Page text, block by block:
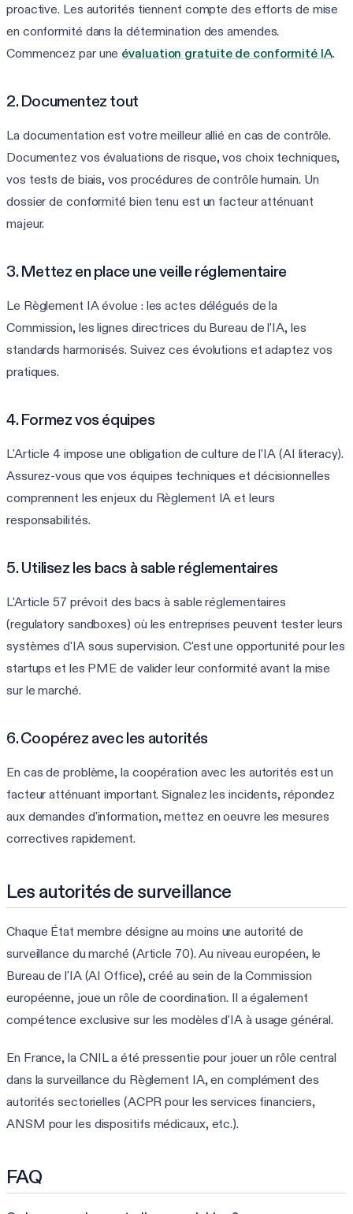
proactive. Les autorités tiennent compte des efforts de mise
en conformité dans la détermination des amendes.
Commencez par une évaluation gratuite de conformité IA.
2. Documentez tout
La documentation est votre meilleur allié en cas de contrôle.
Documentez vos évaluations de risque, vos choix techniques,
vos tests de biais, vos procédures de contrôle humain. Un
dossier de conformité bien tenu est un facteur atténuant
majeur.
3. Mettez en place une veille réglementaire
Le Règlement IA évolue : les actes délégués de la
Commission, les lignes directrices du Bureau de l'IA, les
standards harmonisés. Suivez ces évolutions et adaptez vos
pratiques.
4. Formez vos équipes
L'Article 4 impose une obligation de culture de l'IA (AI literacy).
Assurez-vous que vos équipes techniques et décisionnelles
comprennent les enjeux du Règlement IA et leurs
responsabilités.
5. Utilisez les bacs à sable réglementaires
L'Article 57 prévoit des bacs à sable réglementaires
(regulatory sandboxes) où les entreprises peuvent tester leurs
systèmes d'IA sous supervision. C'est une opportunité pour les
startups et les PME de valider leur conformité avant la mise
sur le marché.
6. Coopérez avec les autorités
En cas de problème, la coopération avec les autorités est un
facteur atténuant important. Signalez les incidents, répondez
aux demandes d'information, mettez en oeuvre les mesures
correctives rapidement.
Les autorités de surveillance
Chaque État membre désigne au moins une autorité de
surveillance du marché (Article 70). Au niveau européen, le
Bureau de l'IA (AI Office), créé au sein de la Commission
européenne, joue un rôle de coordination. Il a également
compétence exclusive sur les modèles d'IA à usage général.
En France, la CNIL a été pressentie pour jouer un rôle central
dans la surveillance du Règlement IA, en complément des
autorités sectorielles (ACPR pour les services financiers,
ANSM pour les dispositifs médicaux, etc.).
FAQ